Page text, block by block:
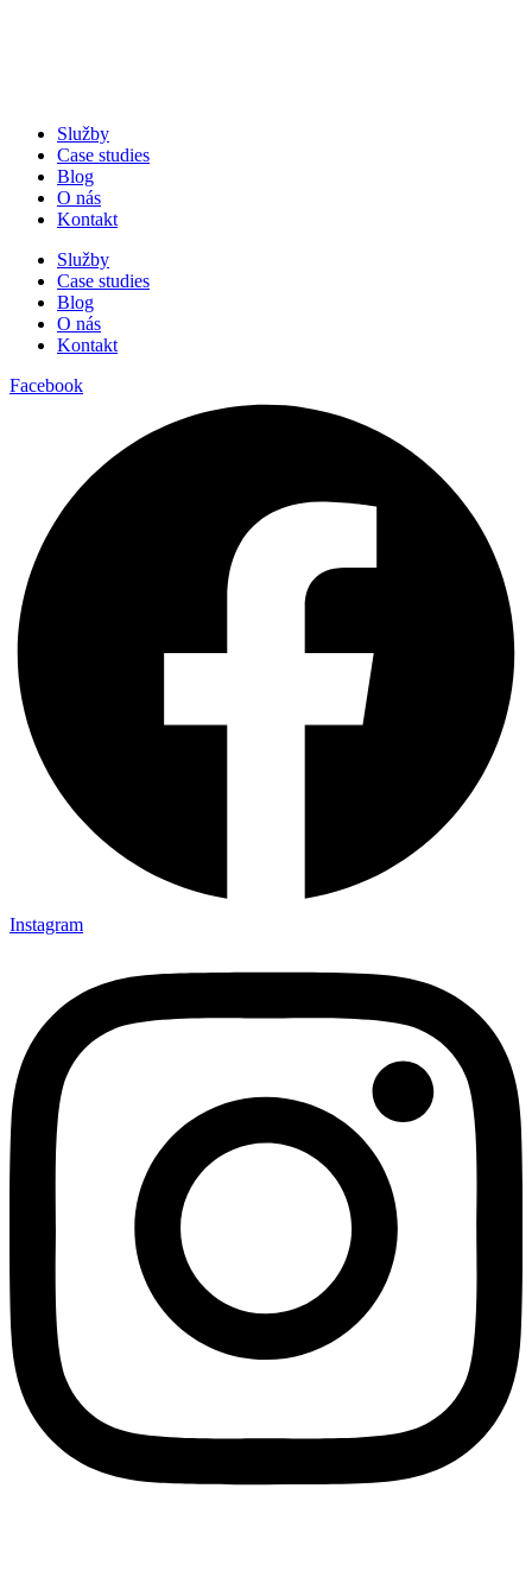
Služby
Case studies
Blog
O nás
Kontakt
Služby
Case studies
Blog
O nás
Kontakt
Facebook
Instagram